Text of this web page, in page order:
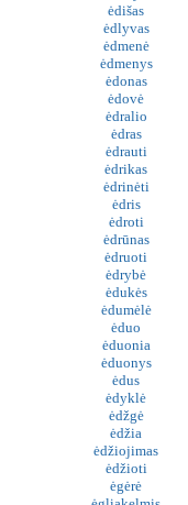
ėdišas
ėdlyvas
ėdmenė
ėdmenys
ėdonas
ėdovė
ėdralio
ėdras
ėdrauti
ėdrikas
ėdrinėti
ėdris
ėdroti
ėdrūnas
ėdruoti
ėdrybė
ėdukės
ėdumėlė
ėduo
ėduonia
ėduonys
ėdus
ėdyklė
ėdžgė
ėdžia
ėdžiojimas
ėdžioti
ėgėrė